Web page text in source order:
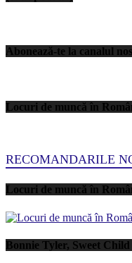
Abonează-te la canalul
Locuri de muncă în
RECOMANDARILE
Locuri de muncă în
Bonnie Tyler, Sweet